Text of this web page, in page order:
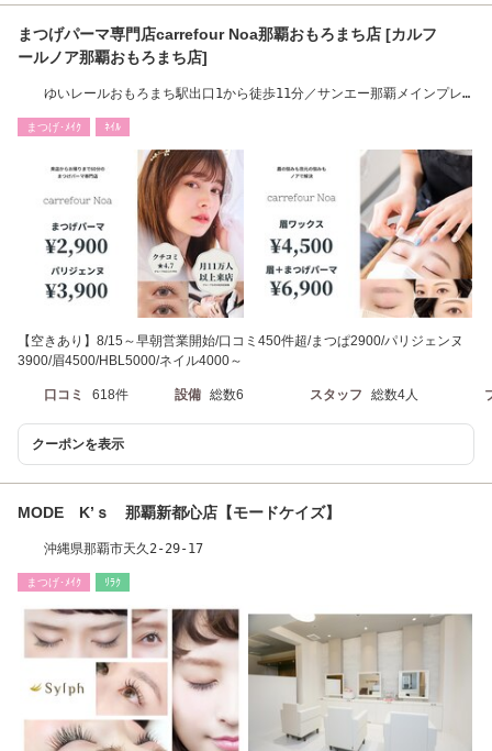
まつげパーマ専門店carrefour Noa那覇おもろまち店 [カルフ
ールノア那覇おもろまち店]
ゆいレールおもろまち駅出口1から徒歩11分／サンエー那覇メインプレ
まつげ･ﾒｲｸ ﾈｲﾙ
【空きあり】8/15～早朝営業開始/口コミ450件超/まつぱ2900/パリジェンヌ
3900/眉4500/HBL5000/ネイル4000～
口コミ 618件 設備 総数6 スタッフ 総数4人
クーポンを表示
MODE K’ｓ 那覇新都心店【モードケイズ】
沖縄県那覇市天久2-29-17
まつげ･ﾒｲｸ ﾘﾗｸ